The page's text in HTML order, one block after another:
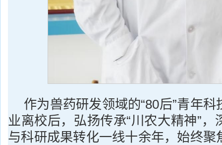
作为兽药研发领域的“80后”青年
业离校后，弘扬传承“川农大精神”，
与科研成果转化一线十余年，始终聚